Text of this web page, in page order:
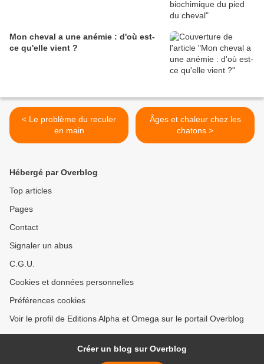
Mon cheval a une anémie : d'où est-
ce qu'elle vient ?
< Le problème du reculer
en main
Âges et chaleur chez les
chatons >
Hébergé par Overblog
Top articles
Pages
Contact
Signaler un abus
C.G.U.
Cookies et données personnelles
Préférences cookies
Voir le profil de Editions Alpha et Omega sur le portail Overblog
Créer un blog sur Overblog